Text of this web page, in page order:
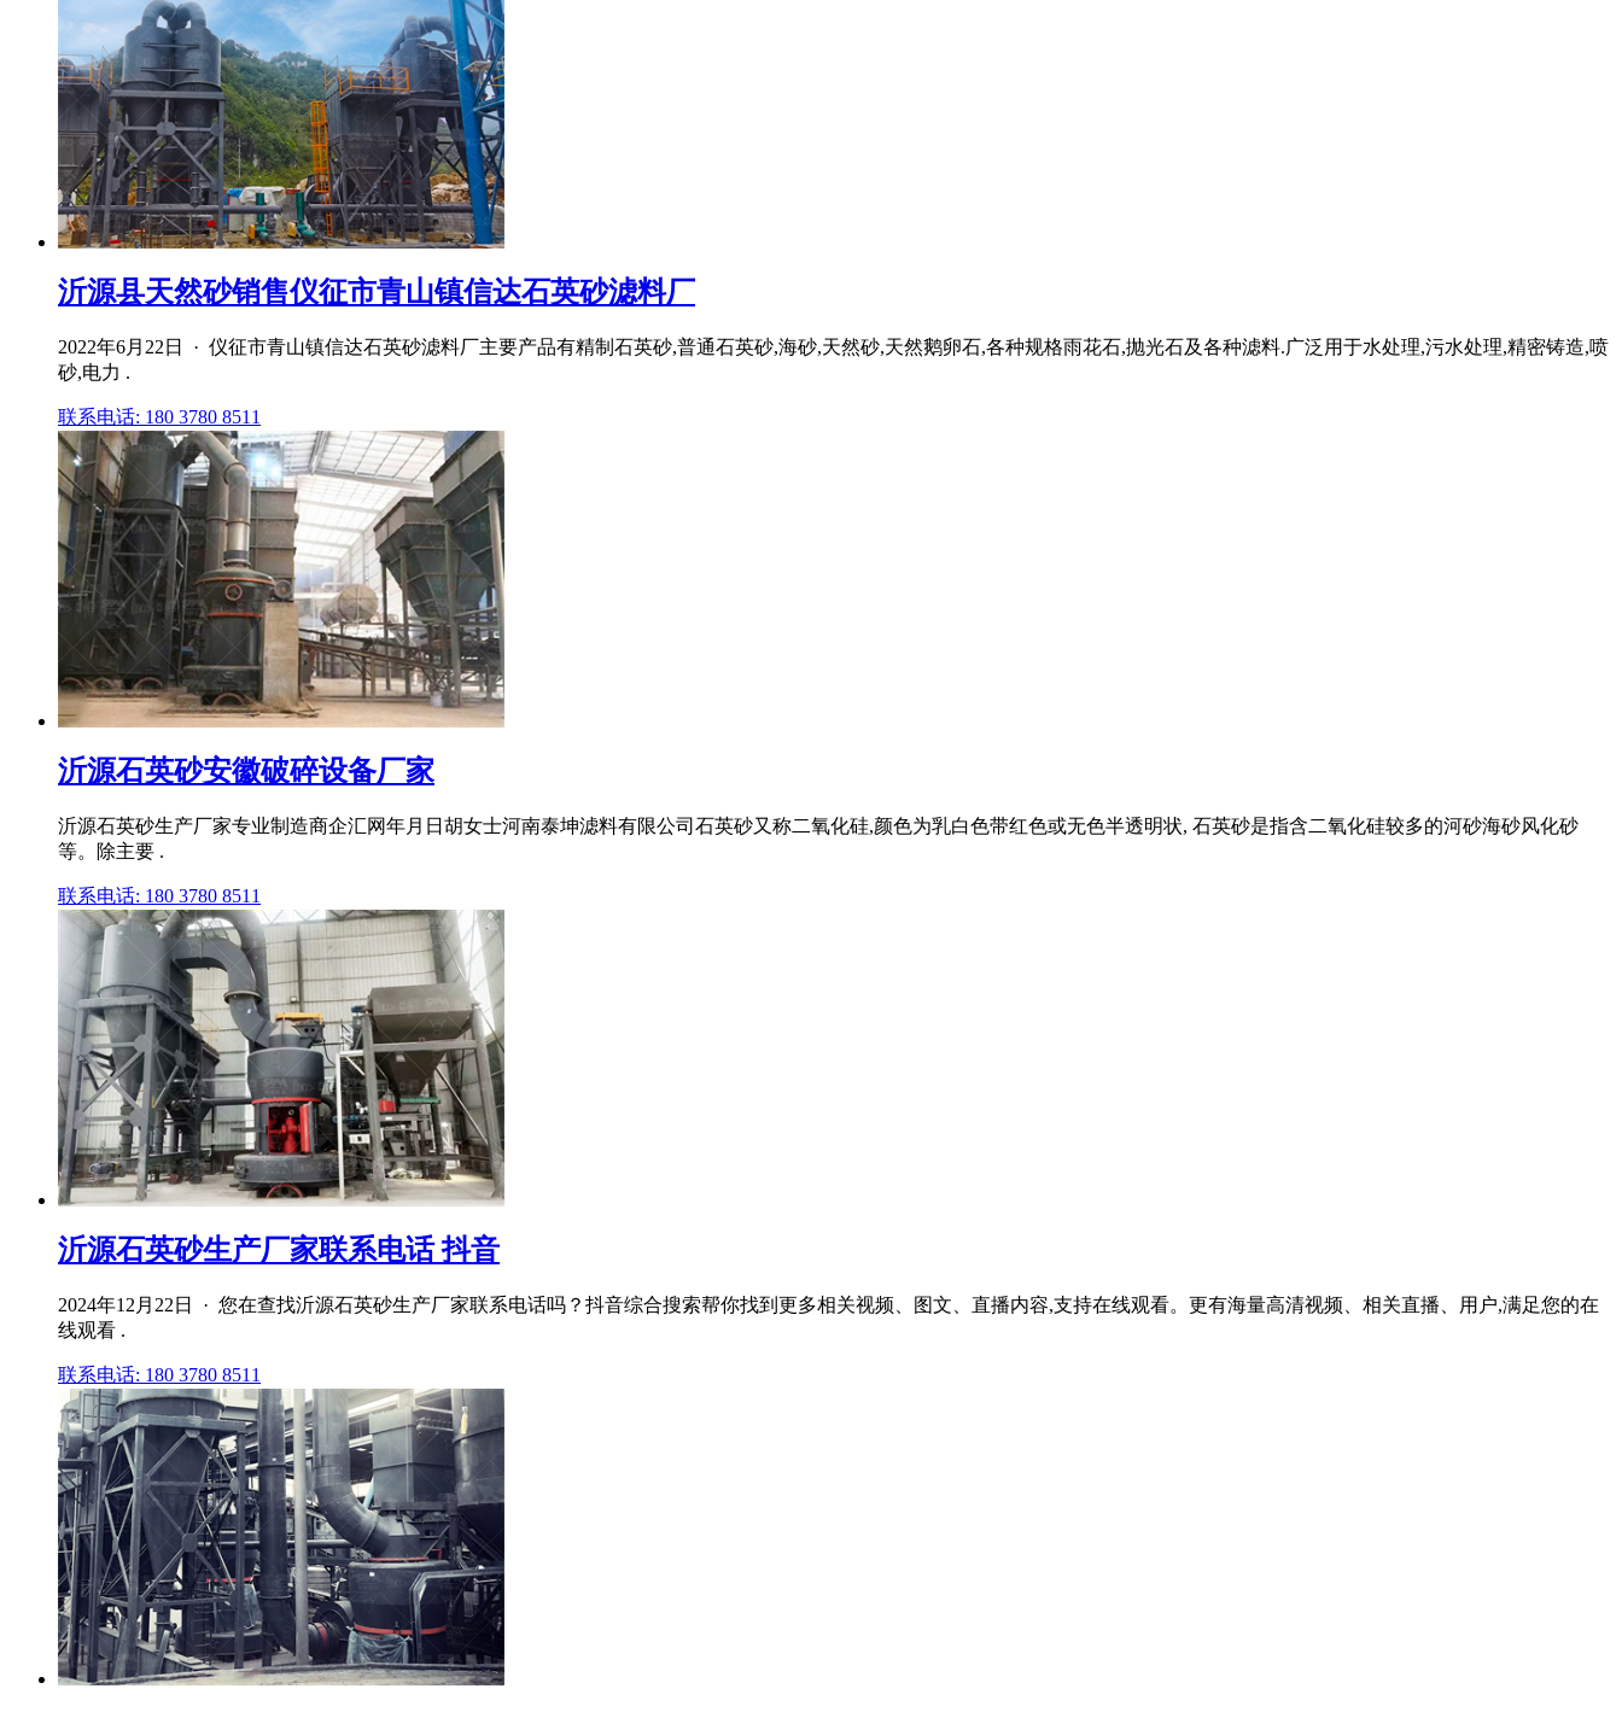
沂源县天然砂销售仪征市青山镇信达石英砂滤料厂
2022年6月22日 · 仪征市青山镇信达石英砂滤料厂主要产品有精制石英砂,普通石英砂,海砂,天然砂,天然鹅卵石,各种规格雨花石,抛光石及各种滤料.广泛用于水处理,污水处理,精密铸造,喷
砂,电力 .
联系电话: 180 3780 8511
沂源石英砂安徽破碎设备厂家
沂源石英砂生产厂家专业制造商企汇网年月日胡女士河南泰坤滤料有限公司石英砂又称二氧化硅,颜色为乳白色带红色或无色半透明状, 石英砂是指含二氧化硅较多的河砂海砂风化砂
等。除主要 .
联系电话: 180 3780 8511
沂源石英砂生产厂家联系电话 抖音
2024年12月22日 · 您在查找沂源石英砂生产厂家联系电话吗？抖音综合搜索帮你找到更多相关视频、图文、直播内容,支持在线观看。更有海量高清视频、相关直播、用户,满足您的在
线观看 .
联系电话: 180 3780 8511